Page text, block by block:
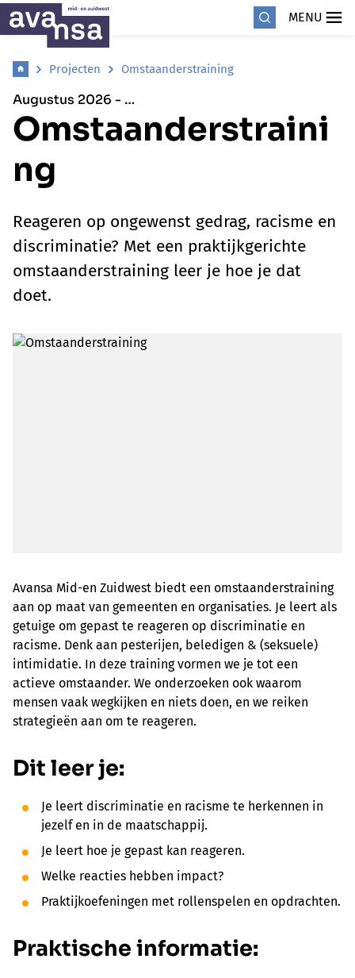
MENU
Projecten Omstaanderstraining
Augustus 2026 - …
Omstaanderstraini
ng
Reageren op ongewenst gedrag, racisme en
discriminatie? Met een praktijkgerichte
omstaanderstraining leer je hoe je dat
doet.
Avansa Mid-en Zuidwest biedt een omstaanderstraining
aan op maat van gemeenten en organisaties. Je leert als
getuige om gepast te reageren op discriminatie en
racisme. Denk aan pesterijen, beledigen & (seksuele)
intimidatie. In deze training vormen we je tot een
actieve omstaander. We onderzoeken ook waarom
mensen vaak wegkijken en niets doen, en we reiken
strategieën aan om te reageren.
Dit leer je:
Je leert discriminatie en racisme te herkennen in
jezelf en in de maatschappij.
Je leert hoe je gepast kan reageren.
Welke reacties hebben impact?
Praktijkoefeningen met rollenspelen en opdrachten.
Praktische informatie: